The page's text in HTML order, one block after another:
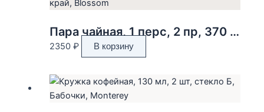
Пара чайная, 1 перс, 2 пр, 370 мл, керамика, с золотистым кантом, Волнистый край, Blossom
2350 ₽ В корзину